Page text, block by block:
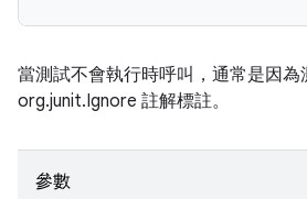
當測試不會執行時呼叫，通常是因為
org.junit.Ignore 註解標註。
參數